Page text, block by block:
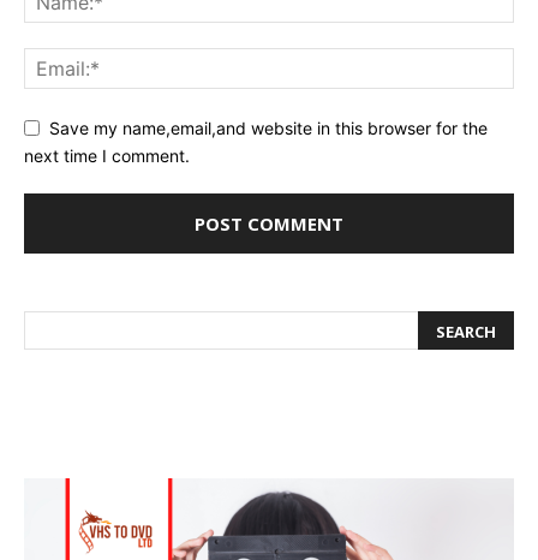
Save my name,email,and website in this browser for the
next time I comment.